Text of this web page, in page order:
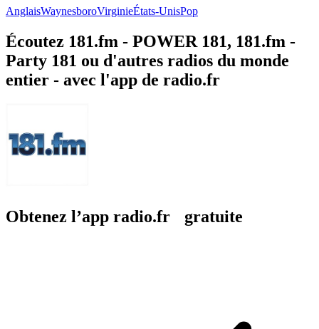
AnglaisWaynesboroVirginieÉtats-UnisPop
Écoutez 181.fm - POWER 181, 181.fm -
Party 181 ou d'autres radios du monde
entier - avec l'app de radio.fr
Obtenez l’app radio.fr gratuite